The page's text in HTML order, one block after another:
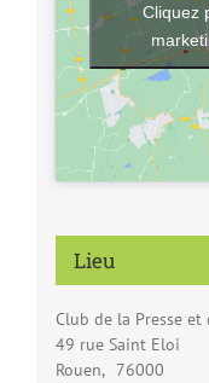
Lieu
Club de la Presse
49 rue Saint Eloi
Rouen, 76000
Cliquez